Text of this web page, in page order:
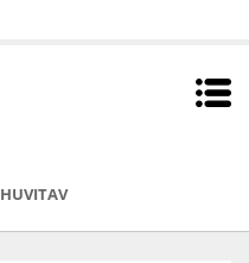
HUVITAV